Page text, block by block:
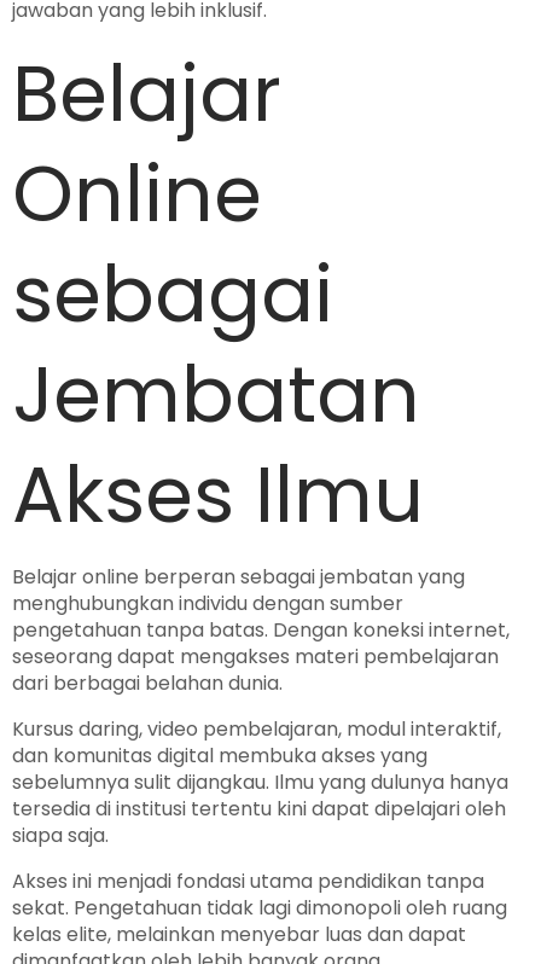
jawaban yang lebih inklusif.
Belajar
Online
sebagai
Jembatan
Akses Ilmu
Belajar online berperan sebagai jembatan yang
menghubungkan individu dengan sumber
pengetahuan tanpa batas. Dengan koneksi internet,
seseorang dapat mengakses materi pembelajaran
dari berbagai belahan dunia.
Kursus daring, video pembelajaran, modul interaktif,
dan komunitas digital membuka akses yang
sebelumnya sulit dijangkau. Ilmu yang dulunya hanya
tersedia di institusi tertentu kini dapat dipelajari oleh
siapa saja.
Akses ini menjadi fondasi utama pendidikan tanpa
sekat. Pengetahuan tidak lagi dimonopoli oleh ruang
kelas elite, melainkan menyebar luas dan dapat